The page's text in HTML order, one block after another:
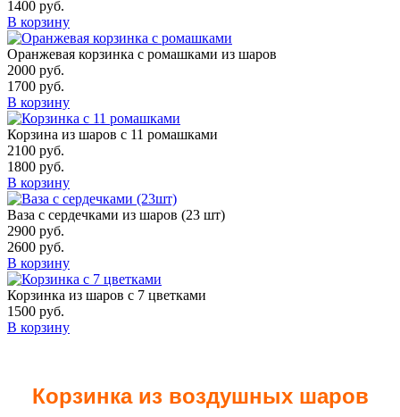
1400 руб.
В корзину
Оранжевая корзинка с ромашками из шаров
2000 руб.
1700 руб.
В корзину
Корзина из шаров с 11 ромашками
2100 руб.
1800 руб.
В корзину
Ваза с сердечками из шаров (23 шт)
2900 руб.
2600 руб.
В корзину
Корзинка из шаров с 7 цветками
1500 руб.
В корзину
Корзинка из воздушных шаров